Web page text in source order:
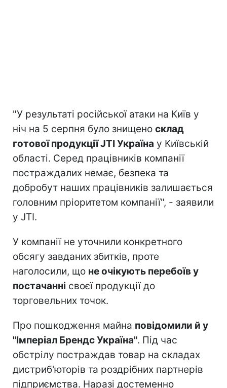
"У результаті російської атаки на Київ у
ніч на 5 серпня було знищено склад
готової продукції JTI Україна у Київській
області. Серед працівників компанії
постраждалих немає, безпека та
добробут наших працівників залишається
головним пріоритетом компанії", - заявили
у JTI.
У компанії не уточнили конкретного
обсягу завданих збитків, проте
наголосили, що не очікують перебоїв у
постачанні своєї продукції до
торговельних точок.
Про пошкодження майна повідомили й у
"Імперіал Брендс Україна". Під час
обстрілу постраждав товар на складах
дистриб'юторів та роздрібних партнерів
підприємства. Наразі достеменно